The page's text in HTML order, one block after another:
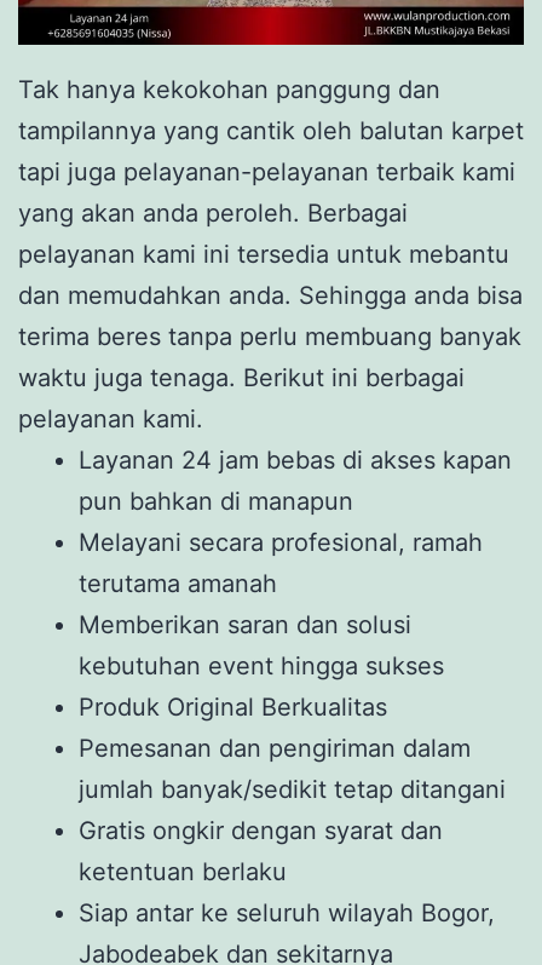
Tak hanya kekokohan panggung dan
tampilannya yang cantik oleh balutan karpet
tapi juga pelayanan-pelayanan terbaik kami
yang akan anda peroleh. Berbagai
pelayanan kami ini tersedia untuk mebantu
dan memudahkan anda. Sehingga anda bisa
terima beres tanpa perlu membuang banyak
waktu juga tenaga. Berikut ini berbagai
pelayanan kami.
Layanan 24 jam bebas di akses kapan
pun bahkan di manapun
Melayani secara profesional, ramah
terutama amanah
Memberikan saran dan solusi
kebutuhan event hingga sukses
Produk Original Berkualitas
Pemesanan dan pengiriman dalam
jumlah banyak/sedikit tetap ditangani
Gratis ongkir dengan syarat dan
ketentuan berlaku
Siap antar ke seluruh wilayah Bogor,
Jabodeabek dan sekitarnya